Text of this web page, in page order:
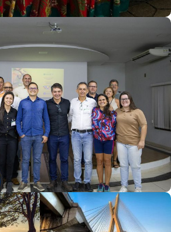
Projeto JOA Economia Solidária